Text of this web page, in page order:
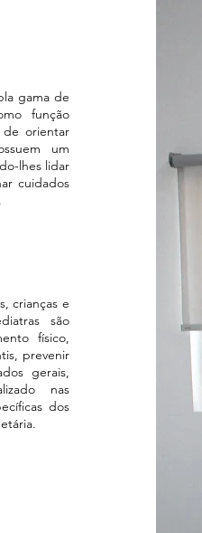
gama de
função
de orientar
um
lhes lidar
cuidados
crianças e
são
físico,
prevenir
gerais,
nas
dos